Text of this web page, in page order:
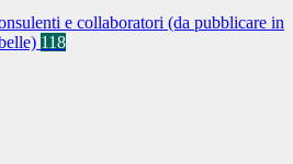
e collaboratori (da pubblicare in
118